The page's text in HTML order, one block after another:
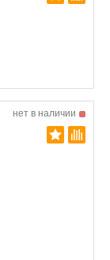
нет в наличии